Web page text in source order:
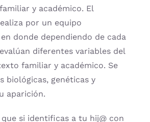
y académico. El
por un equipo
donde dependiendo de cada
diferentes variables del
familiar y académico. Se
biológicas, genéticas y
aparición.
si identificas a tu hij@ con